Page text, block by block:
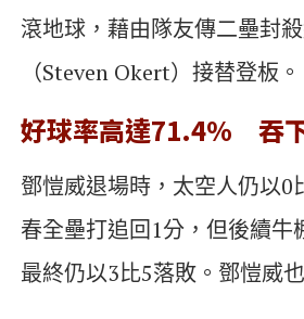
滾地球，藉由隊友傳二壘封
（Steven Okert）接替登板。
好球率高達71.4% 吞
鄧愷威退場時，太空人仍以
春全壘打追回1分，但後續牛
最終仍以3比5落敗。鄧愷威